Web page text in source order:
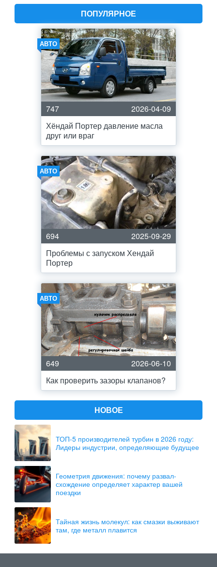
ПОПУЛЯРНОЕ
АВТО
747
2026-04-09
Хёндай Портер давление масла
друг или враг
АВТО
694
2025-09-29
Проблемы с запуском Хендай
Портер
АВТО
649
2026-06-10
Как проверить зазоры клапанов?
НОВОЕ
ТОП-5 производителей турбин в 2026 году:
Лидеры индустрии, определяющие будущее
Геометрия движения: почему развал-
схождение определяет характер вашей
поездки
Тайная жизнь молекул: как смазки выживают
там, где металл плавится